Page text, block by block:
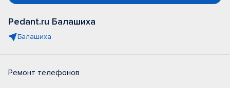
Pedant.ru Балашиха
Балашиха
Ремонт телефонов